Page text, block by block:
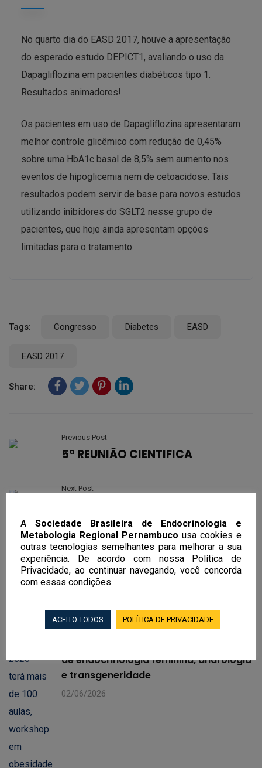
No quarto dia do EASD 2017, houve a apresentação
do esperado estudo DEPICT1, avaliando o uso da
Dapagliflozina em pacientes diabéticos tipo 1.
Resultados animadores!
Os pacientes em uso de Dapagliflozina apresentaram
melhor controle glicêmico com redução de 0,45%
sobre uma HbA1c basal de 8,5% sem aumento nos
eventos de hipoglicemia nem de cetoacidose. Tais
resultados podem servir de base para novos estudos
utilizando inibidores do SGLT2 nesse grupo de
pacientes, que hoje ainda apresentam opções
limitadas para o tratamento.
Tags: Congresso Diabetes EASD
EASD 2017
Share:
Previous Post
5ª REUNIÃO CIENTIFICA
Next Post
EASD
Notícias Recentes
EndoRecife 2026 terá mais de 100
de endocrinologia feminina, andrologia
e transgeneridade
02/06/2026
A Sociedade Brasileira de Endocrinologia e
Metabologia Regional Pernambuco usa cookies e
outras tecnologias semelhantes para melhorar a sua
experiência. De acordo com nossa Política de
Privacidade, ao continuar navegando, você concorda
com essas condições.
ACEITO TODOS POLÍTICA DE PRIVACIDADE